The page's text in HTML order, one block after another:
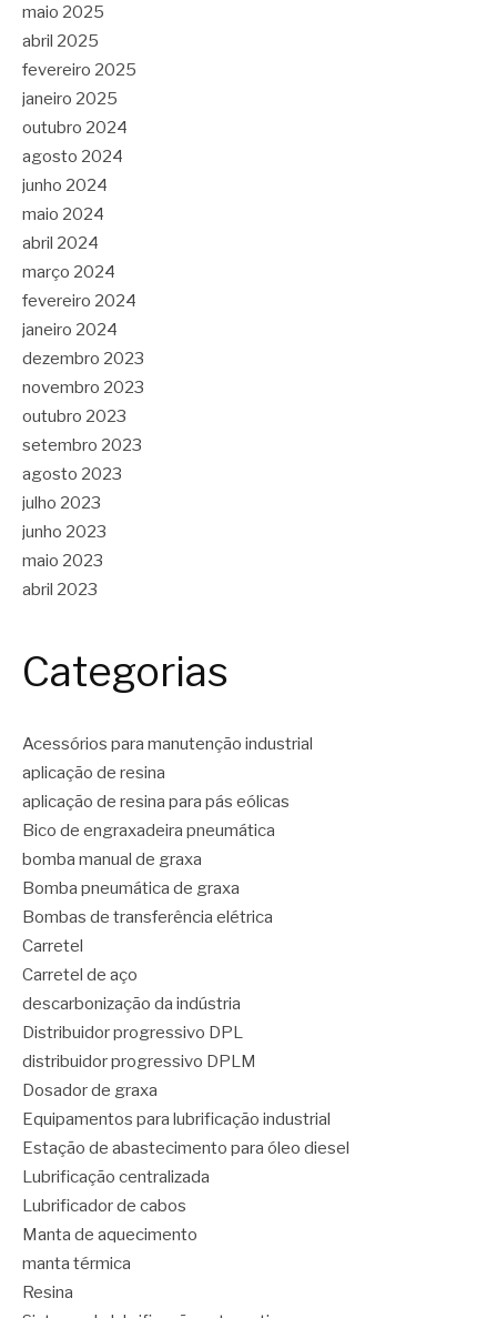
maio 2025
abril 2025
fevereiro 2025
janeiro 2025
outubro 2024
agosto 2024
junho 2024
maio 2024
abril 2024
março 2024
fevereiro 2024
janeiro 2024
dezembro 2023
novembro 2023
outubro 2023
setembro 2023
agosto 2023
julho 2023
junho 2023
maio 2023
abril 2023
Categorias
Acessórios para manutenção industrial
aplicação de resina
aplicação de resina para pás eólicas
Bico de engraxadeira pneumática
bomba manual de graxa
Bomba pneumática de graxa
Bombas de transferência elétrica
Carretel
Carretel de aço
descarbonização da indústria
Distribuidor progressivo DPL
distribuidor progressivo DPLM
Dosador de graxa
Equipamentos para lubrificação industrial
Estação de abastecimento para óleo diesel
Lubrificação centralizada
Lubrificador de cabos
Manta de aquecimento
manta térmica
Resina